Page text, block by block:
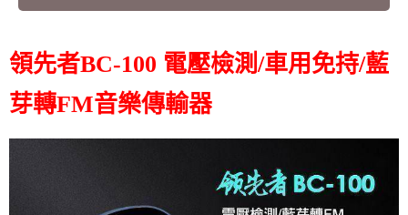
領先者BC-100 電壓檢測/車用免持/藍
芽轉FM音樂傳輸器